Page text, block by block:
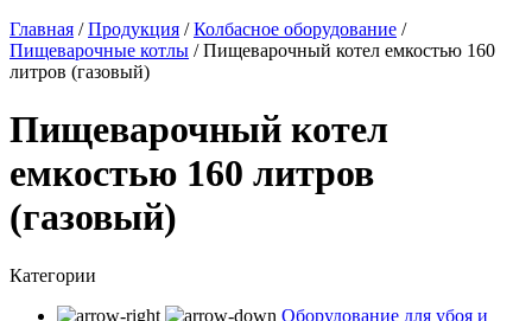
Главная /Продукция /Колбасное оборудование /
Пищеварочные котлы /Пищеварочный котел емкостью 160
литров (газовый)
Пищеварочный котел
емкостью 160 литров
(газовый)
Категории
Оборудование для убоя и